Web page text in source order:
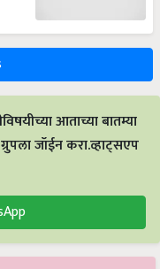
आताच्या बातम्या
जॉईन करा.व्हाट्सएप